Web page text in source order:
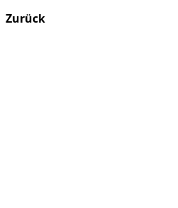
Zurück